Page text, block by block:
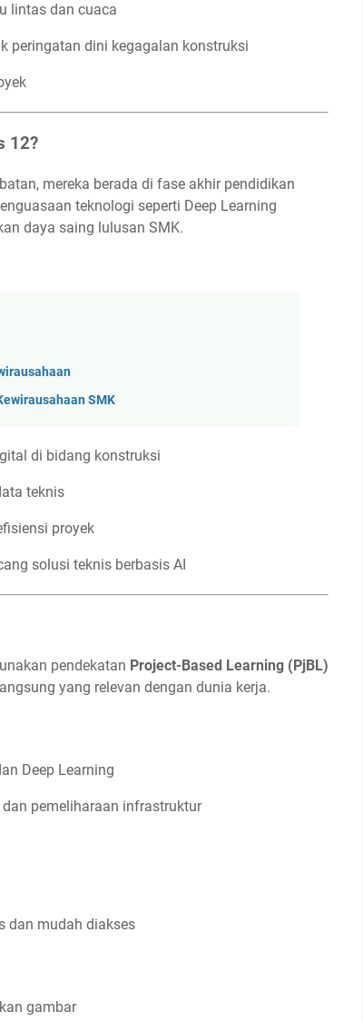
lintas dan cuaca
peringatan dini kegagalan konstruksi
12?
mereka berada di fase akhir pendidikan
teknologi seperti Deep Learning
daya saing lulusan SMK.
SMK
di bidang konstruksi
teknis
proyek
solusi teknis berbasis AI
pendekatan Project-Based Learning (PjBL)
yang relevan dengan dunia kerja.
Deep Learning
pemeliharaan infrastruktur
dan mudah diakses
gambar